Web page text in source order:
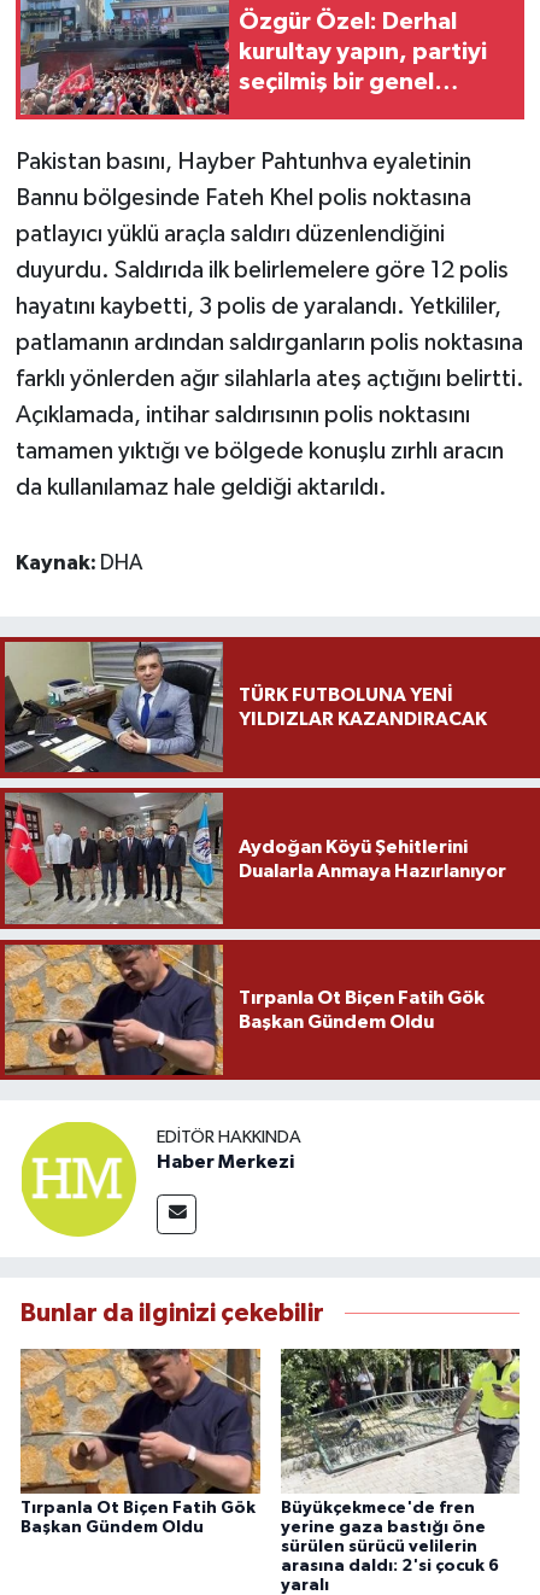
Özgür Özel: Derhal
kurultay yapın, partiyi
seçilmiş bir genel
Pakistan basını, Hayber Pahtunhva eyaletinin
Bannu bölgesinde Fateh Khel polis noktasına
patlayıcı yüklü araçla saldırı düzenlendiğini
duyurdu. Saldırıda ilk belirlemelere göre 12 polis
hayatını kaybetti, 3 polis de yaralandı. Yetkililer,
patlamanın ardından saldırganların polis noktasına
farklı yönlerden ağır silahlarla ateş açtığını belirtti.
Açıklamada, intihar saldırısının polis noktasını
tamamen yıktığı ve bölgede konuşlu zırhlı aracın
da kullanılamaz hale geldiği aktarıldı.
Kaynak: DHA
TÜRK FUTBOLUNA YENİ
YILDIZLAR KAZANDIRACAK
Aydoğan Köyü Şehitlerini
Dualarla Anmaya Hazırlanıyor
Tırpanla Ot Biçen Fatih Gök
Başkan Gündem Oldu
EDITÖR HAKKINDA
Haber Merkezi
Bunlar da ilginizi çekebilir
Tırpanla Ot Biçen Fatih Gök
Başkan Gündem Oldu
Büyükçekmece'de fren
yerine gaza bastığı öne
sürülen sürücü velilerin
arasına daldı: 2'si çocuk 6
yaralı
Sağlık
Son Dakika
Yaşam
Yerel
AboneHaber Özel